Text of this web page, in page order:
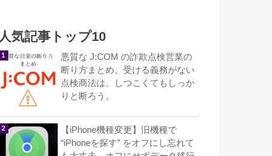
人気記事トップ10
悪質な J:COM の詐欺点検営業の
断り方まとめ。受ける義務がない
点検商法は、しつこくてもしっか
りと断ろう。
【iPhone機種変更】旧機種で
“iPhoneを探す” をオフにし忘れて